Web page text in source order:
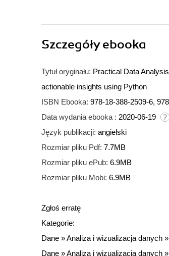
Szczegółyebooka
Tytuł oryginału: Practical Data
actionable insights using Python
ISBN Ebooka: 978-18-388-2509-6,
Data wydania ebooka : 2020-06-19
Język publikacji: angielski
Rozmiar pliku Pdf: 7.7MB
Rozmiar pliku ePub: 6.9MB
Rozmiar pliku Mobi: 6.9MB
Zgłoś erratę
Kategorie:
Dane »Analiza i wizualizacja danych »
Dane »Analiza i wizualizacja danych »